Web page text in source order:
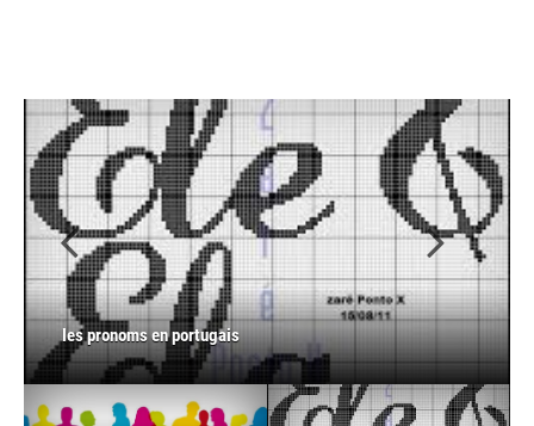
La famille en portugais – A família
les pronoms en portugais
Quelques verbes conjugués portugais
les bases du Portugais en vidéo
Dire je t’aime en portugais